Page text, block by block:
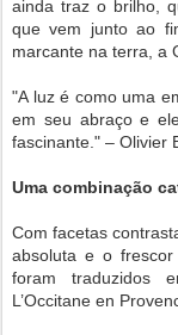
ainda traz o brilho,
que vem junto ao
marcante na terra, a
"A luz é como uma
em seu abraço e
fascinante." – Olivier
Uma combinação
Com facetas
absoluta e o
foram traduzidos
L’Occitane en